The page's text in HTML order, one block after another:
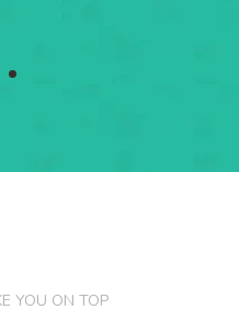
YOU ON TOP